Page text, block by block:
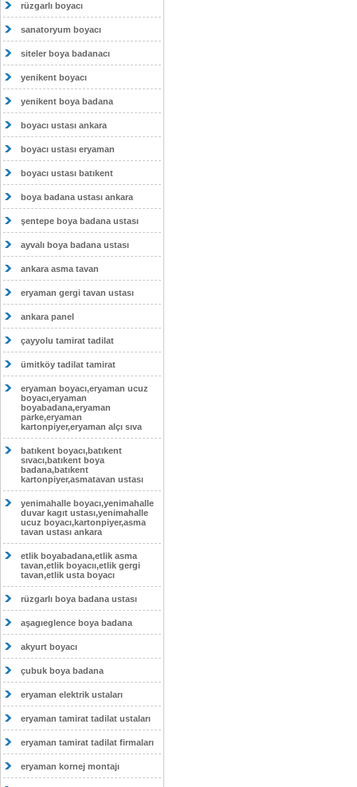
rüzgarlı boyacı
sanatoryum boyacı
siteler boya badanacı
yenikent boyacı
yenikent boya badana
boyacı ustası ankara
boyacı ustası eryaman
boyacı ustası batıkent
boya badana ustası ankara
şentepe boya badana ustası
ayvalı boya badana ustası
ankara asma tavan
eryaman gergi tavan ustası
ankara panel
çayyolu tamirat tadilat
ümitköy tadilat tamirat
eryaman boyacı,eryaman ucuz
boyacı,eryaman
boyabadana,eryaman
parke,eryaman
kartonpiyer,eryaman alçı sıva
batıkent boyacı,batıkent
sıvacı,batıkent boya
badana,batıkent
kartonpiyer,asmatavan ustası
yenimahalle boyacı,yenimahalle
duvar kagıt ustası,yenimahalle
ucuz boyacı,kartonpiyer,asma
tavan ustası ankara
etlik boyabadana,etlik asma
tavan,etlik boyacıı,etlik gergi
tavan,etlik usta boyacı
rüzgarlı boya badana ustası
aşagıeglence boya badana
akyurt boyacı
çubuk boya badana
eryaman elektrik ustaları
eryaman tamirat tadilat ustaları
eryaman tamirat tadilat firmaları
eryaman kornej montajı